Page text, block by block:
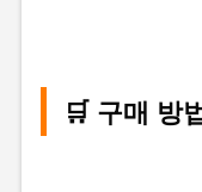
🛒 구매 방